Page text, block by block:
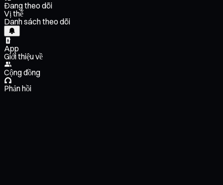
Đang theo dõi
Vị thế
Danh sách theo dõi
App
Giới thiệu về
Cộng đồng
Phản hồi